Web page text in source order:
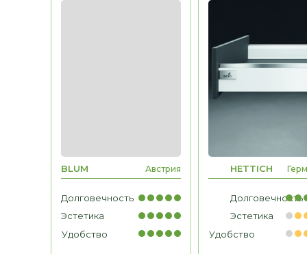
Долговечность
Эстетика
Удобство
HETTICH
Долговечность
Эстетика
Удобство
BLUM Австрия
Рабочие места, мебель для
кабинетов, зоны ресепшн